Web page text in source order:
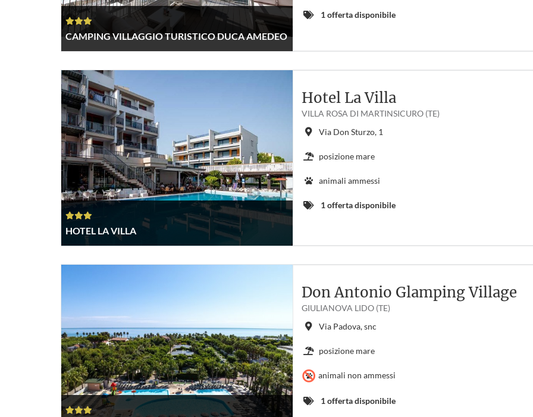
CAMPING VILLAGGIO TURISTICO DUCA AMEDEO
1 offerta disponibile
HOTEL LA VILLA
Hotel La Villa
VILLA ROSA DI MARTINSICURO (TE)
Via Don Sturzo, 1
posizione mare
animali ammessi
1 offerta disponibile
Don Antonio Glamping Village
GIULIANOVA LIDO (TE)
Via Padova, snc
posizione mare
animali non ammessi
1 offerta disponibile